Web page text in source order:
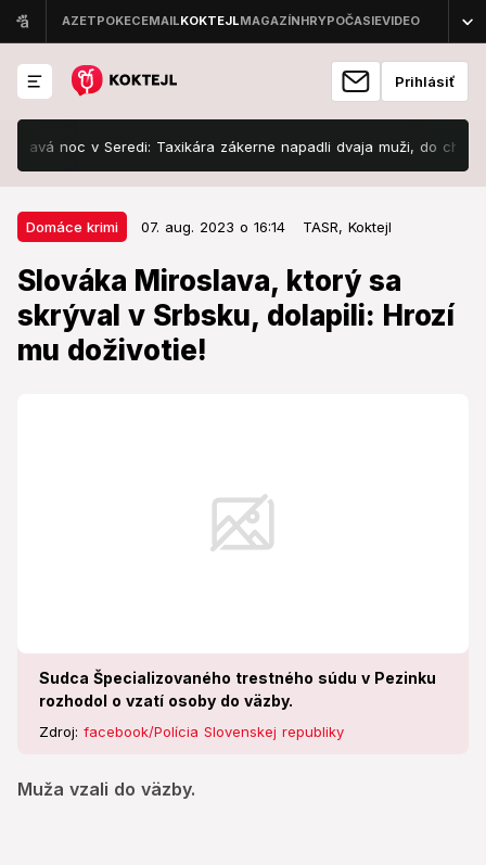
Prihlásiť
noc v Seredi: Taxikára zákerne napadli dvaja muži, do chrbta mu
Domáce krimi 07. aug. 2023 o 16:14 TASR, Koktejl
Slováka Miroslava, ktorý sa
skrýval v Srbsku, dolapili: Hrozí
mu doživotie!
Sudca Špecializovaného trestného súdu v Pezinku
rozhodol o vzatí osoby do väzby.
Zdroj: facebook/Polícia Slovenskej republiky
Muža vzali do väzby.
Domáce krimi 07. aug. 2023 o 16:14
Slováka Miroslava, ktorý sa
skrýval v Srbsku, dolapili: Hrozí
mu doživotie!